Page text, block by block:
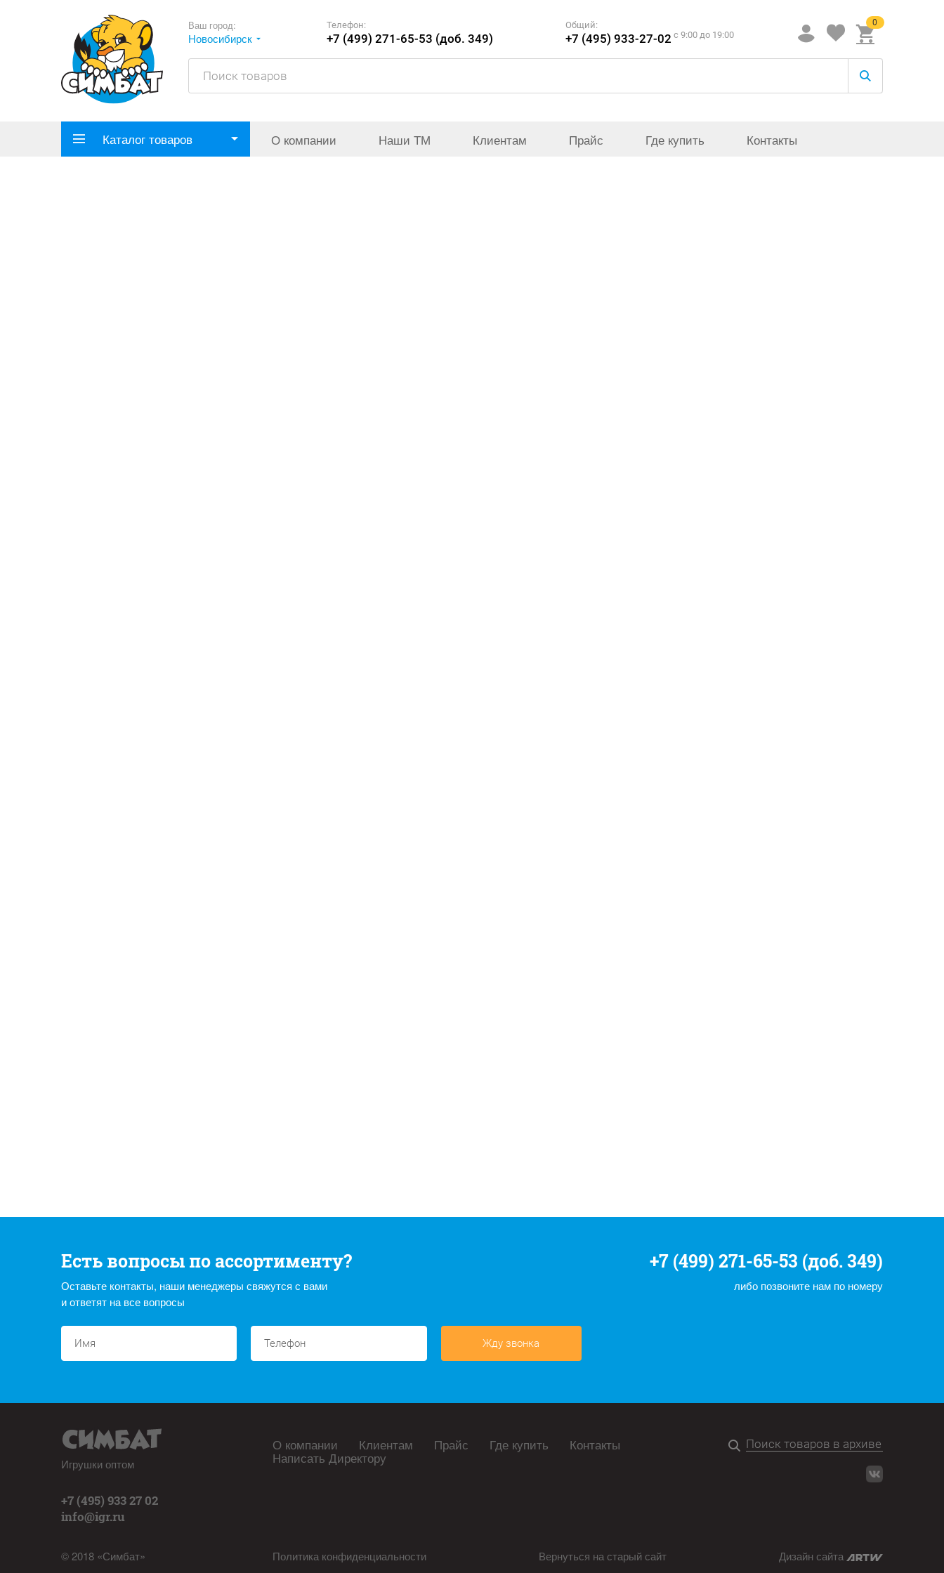
Ваш город:
Новосибирск
Телефон:
+7 (499) 271-65-53 (доб. 349)
Общий:
+7 (495) 933-27-02 c 9:00 до 19:00
0
Каталог товаров О компании Наши ТМ Клиентам Прайс Где купить Контакты
Есть вопросы по ассортименту?
Оставьте контакты, наши менеджеры свяжутся с вами
и ответят на все вопросы
+7 (499) 271-65-53 (доб. 349)
либо позвоните нам по номеру
Жду звонка
Игрушки оптом
+7 (495) 933 27 02
info@igr.ru
© 2018 «Симбат»
О компании Клиентам Прайс Где купить Контакты
Написать Директору
Политика конфиденциальности Вернуться на старый сайт Дизайн сайта